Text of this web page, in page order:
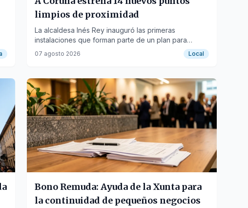
limpios de proximidad
La alcaldesa Inés Rey inauguró las primeras
instalaciones que forman parte de un plan para
desplegar 70 puntos de reciclaje en toda la ciudad.
07 agosto 2026 Local
Bono Remuda: Ayuda de la Xunta para
la continuidad de pequeños negocios